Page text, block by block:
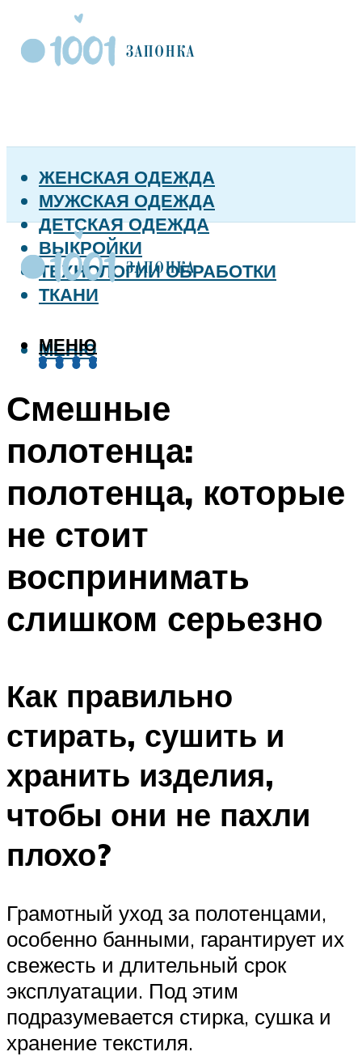
ЖЕНСКАЯ ОДЕЖДА
МУЖСКАЯ ОДЕЖДА
ДЕТСКАЯ ОДЕЖДА
ВЫКРОЙКИ
ТЕХНОЛОГИИ ОБРАБОТКИ
ТКАНИ
МЕНЮ
МЕНЮ
Смешные
полотенца:
полотенца, которые
не стоит
воспринимать
слишком серьезно
Как правильно
стирать, сушить и
хранить изделия,
чтобы они не пахли
плохо?
Грамотный уход за полотенцами,
особенно банными, гарантирует их
свежесть и длительный срок
эксплуатации. Под этим
подразумевается стирка, сушка и
хранение текстиля.